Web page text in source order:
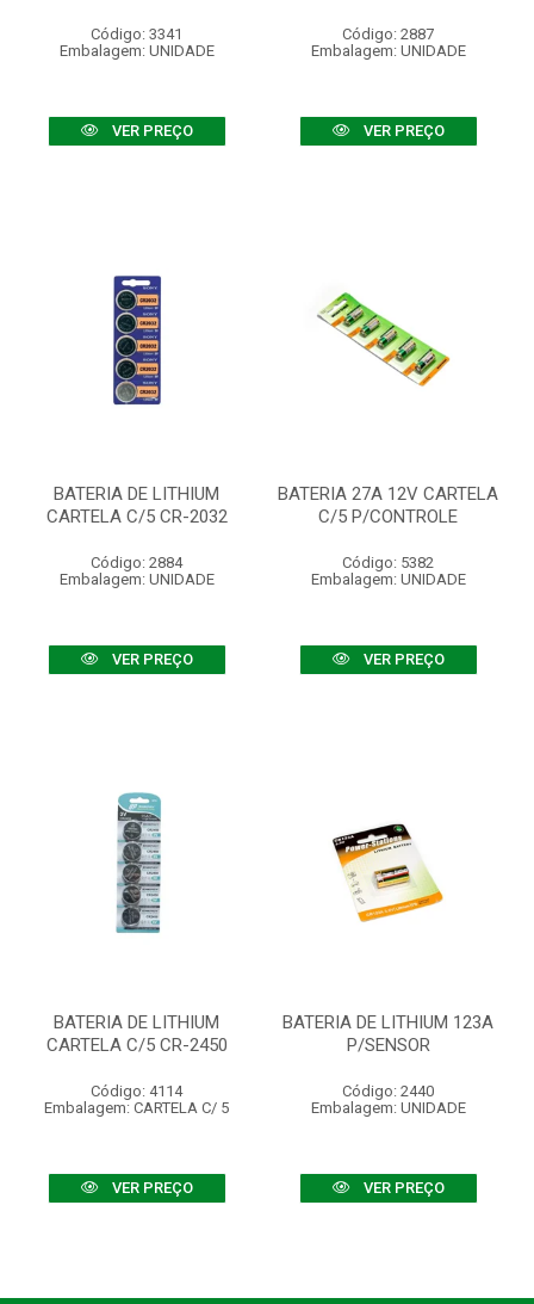
Código: 3341
Embalagem: UNIDADE
VER PREÇO
Código: 2887
Embalagem: UNIDADE
VER PREÇO
BATERIA DE LITHIUM
CARTELA C/5 CR-2032
Código: 2884
Embalagem: UNIDADE
VER PREÇO
BATERIA 27A 12V CARTELA
C/5 P/CONTROLE
Código: 5382
Embalagem: UNIDADE
VER PREÇO
BATERIA DE LITHIUM
CARTELA C/5 CR-2450
Código: 4114
Embalagem: CARTELA C/ 5
VER PREÇO
BATERIA DE LITHIUM 123A
P/SENSOR
Código: 2440
Embalagem: UNIDADE
VER PREÇO